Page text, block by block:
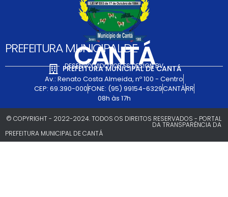
PREFEITURA MUNICIPAL DE
CANTÁ
DESENVOLVIDO POR FS DESIGN BV
PREFEITURA MUNICIPAL DE CANTÁ
Av.: Renato Costa Almeida, nº 100 - Centro
CEP: 69.390-000FONE: (95) 99154-6329CANTÁRR
08h às 17h
© COPYRIGHT - 2022-2024. TODOS OS DIREITOS RESERVADOS - PORTAL
DA TRANSPARÊNCIA DA
PREFEITURA MUNICIPAL DE CANTÁ